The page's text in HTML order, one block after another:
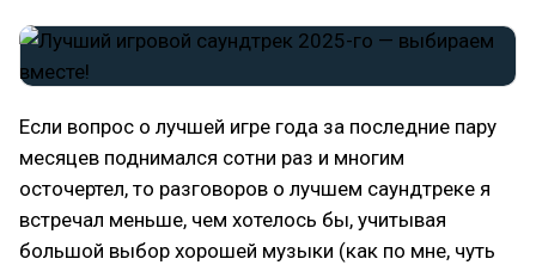
Если вопрос о лучшей игре года за последние пару
месяцев поднимался сотни раз и многим
осточертел, то разговоров о лучшем саундтреке я
встречал меньше, чем хотелось бы, учитывая
большой выбор хорошей музыки (как по мне, чуть